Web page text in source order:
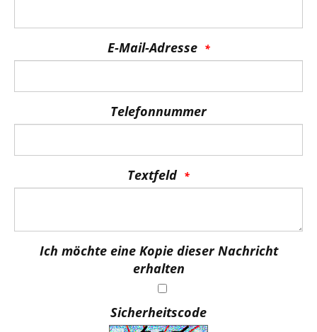
E-Mail-Adresse
Telefonnummer
Textfeld
Ich möchte eine Kopie dieser Nachricht
erhalten
Sicherheitscode